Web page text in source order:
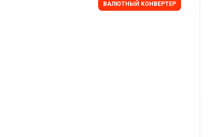
BАЛЮТНЫЙ KОНВЕРТЕР